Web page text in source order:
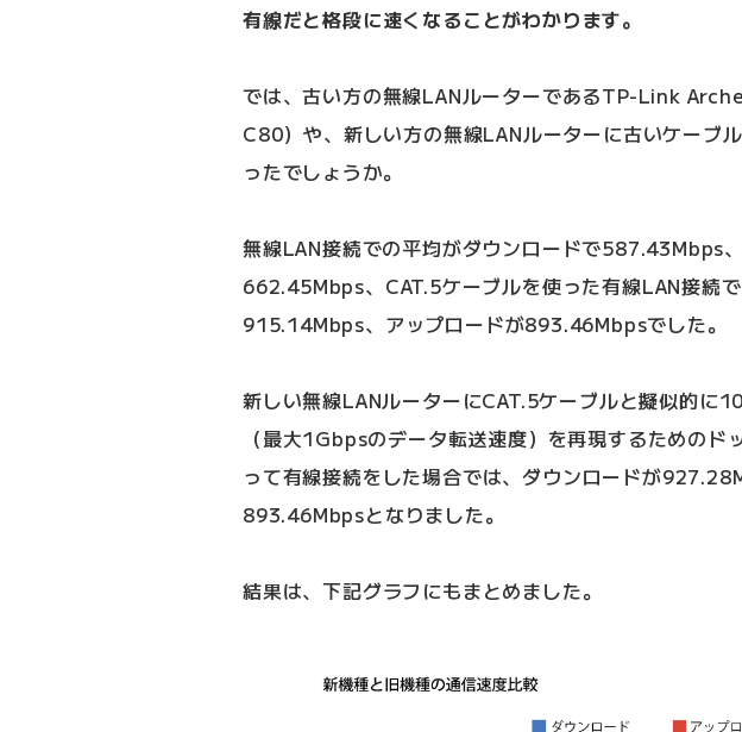
有線だと格段に速くなることがわかります。
では、古い方の無線LANルーターであるTP-Link
C80）や、新しい方の無線LANルーターに古いケーブ
ったでしょうか。
無線LAN接続での平均がダウンロードで587.43Mbps
662.45Mbps、CAT.5ケーブルを使った有線LAN接続
915.14Mbps、アップロードが893.46Mbpsでした。
新しい無線LANルーターにCAT.5ケーブルと擬似的に
（最大1Gbpsのデータ転送速度）を再現するためのド
って有線接続をした場合では、ダウンロードが
893.46Mbpsとなりました。
結果は、下記グラフにもまとめました。